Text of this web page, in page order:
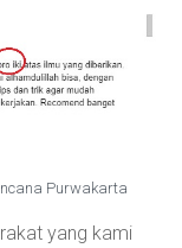
Purwakarta
yang kami